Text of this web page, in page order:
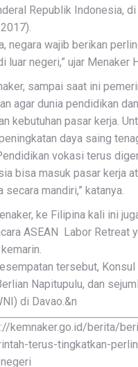
Republik Indonesia, di
negara wajib berikan
luar negeri,” ujar Menaker
sampai saat ini
agar dunia pendidikan
kebutuhan pasar kerja.
daya saing
vokasi terus
bisa masuk pasar kerja
secara mandiri,” katanya.
ke Filipina kali ini
ASEAN Labor Retreat
tersebut, Konsul
Napitupulu, dan
di Davao.&n
kemnaker.go.id/berita/
terus-tingkatkan-